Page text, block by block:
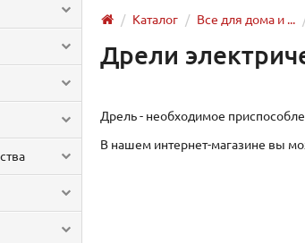
Каталог Все для дома и ...
Дрели
Дрель - необходимое
В нашем интернет-магазине вы